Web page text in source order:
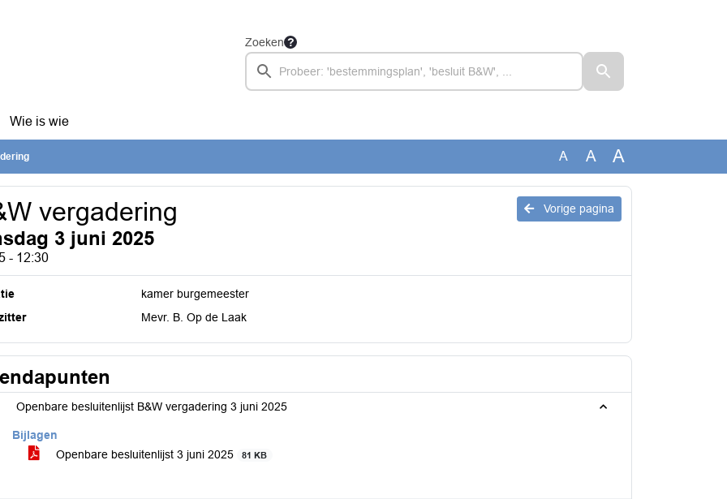
Zoeken
Wie is wie
A A A
Vorige pagina
vergadering
3 juni 2025
- 12:30
kamer burgemeester
Mevr. B. Op de Laak
Openbare besluitenlijst B&W vergadering 3 juni 2025
Bijlagen
Openbare besluitenlijst 3 juni 2025
81 KB